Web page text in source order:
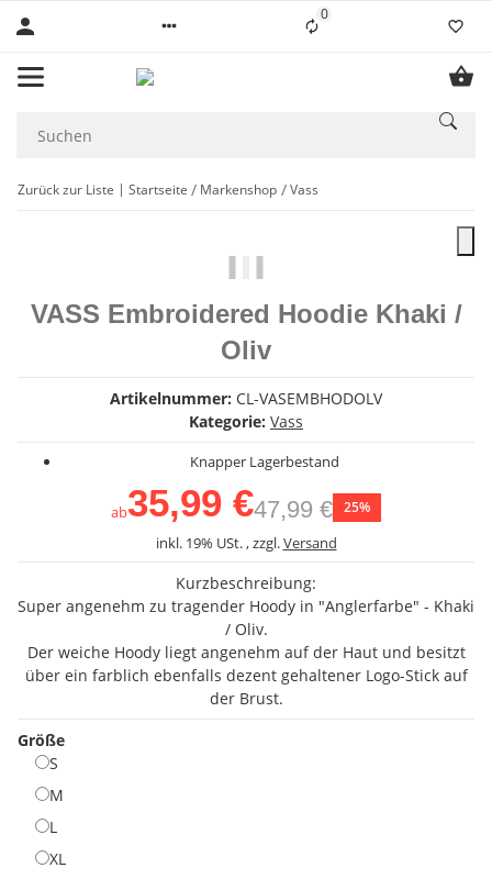
0Liste ist leer
Zurück zur Liste Startseite Markenshop Vass
VASS Embroidered Hoodie Khaki /
Oliv
Artikelnummer: CL-VASEMBHODOLV
Kategorie: Vass
Knapper Lagerbestand
ab35,99 €47,99 € 25%
inkl. 19% USt. , zzgl.Versand
Kurzbeschreibung:
Super angenehm zu tragender Hoody in "Anglerfarbe" - Khaki
/ Oliv.
Der weiche Hoody liegt angenehm auf der Haut und besitzt
über ein farblich ebenfalls dezent gehaltener Logo-Stick auf
der Brust.
Größe
S
M
L
XL